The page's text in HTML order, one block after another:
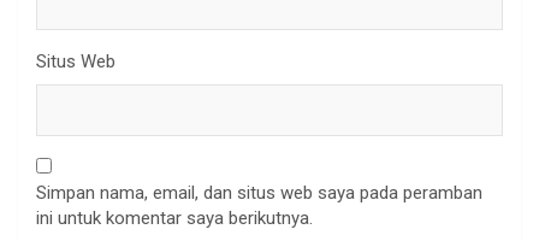
Situs Web
Simpan nama, email, dan situs web saya pada peramban
ini untuk komentar saya berikutnya.